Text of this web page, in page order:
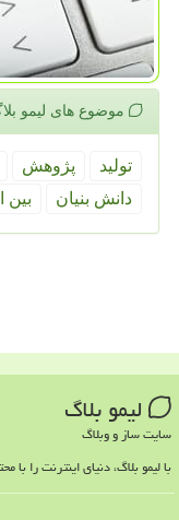
موضوع های لیمو
تولید پژوهش
دانش بنیان
بین
لیمو بلاگ
سایت ساز و وبلاگ
با لیمو بلاگ، دنیای اینترنت را با